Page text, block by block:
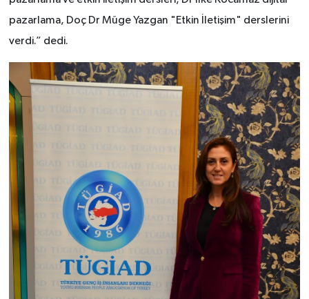
pazarlama, Doç Dr Müge Yazgan "Etkin İletişim" derslerini
verdi.” dedi.